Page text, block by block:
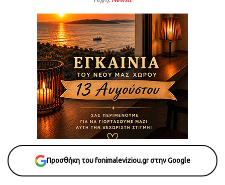
Προσθήκη του fonimaleviziou.gr στην Google